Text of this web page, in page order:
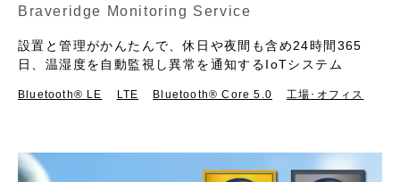
Braveridge Monitoring Service
設置と管理がかんたんで、休日や夜間も含め24時間365
日、温湿度を自動監視し異常を通知するIoTシステム
Bluetooth®︎ LE LTE Bluetooth® Core 5.0 工場･オフィス